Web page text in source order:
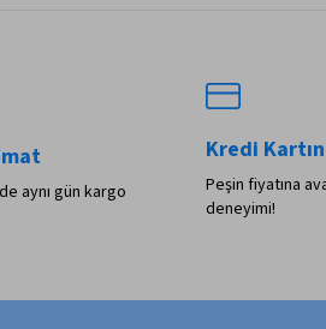
aynı gün kargo
Kredi
Peşin fiyatına
deneyimi!